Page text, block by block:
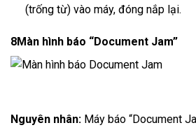
(trống từ) vào máy, đóng nắp lại.
8Màn hình báo “Document Jam”
Nguyên nhân: Máy báo “Document